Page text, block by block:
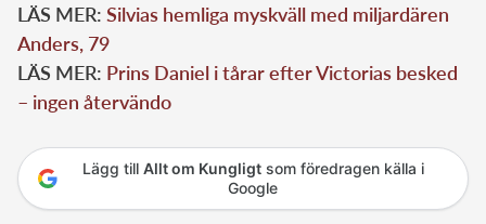
LÄS MER: Silvias hemliga myskväll med miljardären
Anders, 79
LÄS MER: Prins Daniel i tårar efter Victorias besked
– ingen återvändo
Lägg till Allt om Kungligtsom föredragen källa i
Google